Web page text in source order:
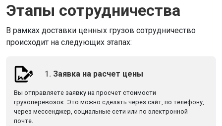
Этапы сотрудничества
В рамках доставки ценных грузов сотрудничество
происходит на следующих этапах:
1. Заявка на расчет цены
Вы отправляете заявку на просчет стоимости
грузоперевозок. Это можно сделать через сайт, по телефону,
через мессенджер, социальные сети или по электронной
почте.